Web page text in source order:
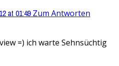
at 01:49 Zum Antworten
=) ich warte Sehnsüchtig